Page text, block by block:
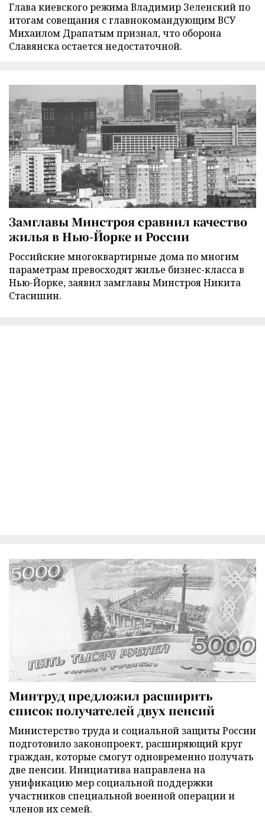
Глава киевского режима Владимир Зеленский по
итогам совещания с главнокомандующим ВСУ
Михаилом Драпатым признал, что оборона
Славянска остается недостаточной.
Замглавы Минстроя сравнил качество
жилья в Нью-Йорке и России
Российские многоквартирные дома по многим
параметрам превосходят жилье бизнес-класса в
Нью-Йорке, заявил замглавы Минстроя Никита
Стасишин.
Минтруд предложил расширить
список получателей двух пенсий
Министерство труда и социальной защиты России
подготовило законопроект, расширяющий круг
граждан, которые смогут одновременно получать
две пенсии. Инициатива направлена на
унификацию мер социальной поддержки
участников специальной военной операции и
членов их семей.